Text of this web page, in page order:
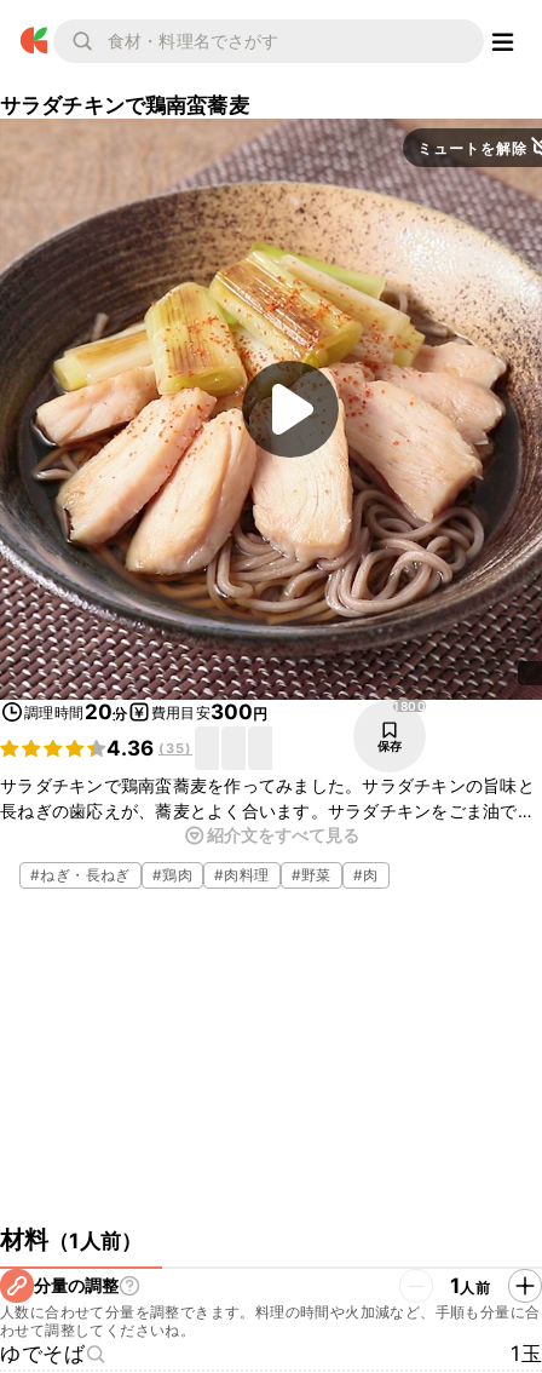
サラダチキンで鶏南蛮蕎麦
ミュートを解除
調理時間 20分 費用目安300円
4.36 ( 35)
1800
保存
サラダチキンで鶏南蛮蕎麦を作ってみました。サラダチキンの旨味と
長ねぎの歯応えが、蕎麦とよく合います。サラダチキンをごま油で焼
くことでコクが増して、よりおいしくいただけますよ。ぜひお試しく
ださいね。
紹介文をすべて見る
#ねぎ・長ねぎ #鶏肉 #肉料理 #野菜 #肉
材料（1人前）
分量の調整 1人前
人数に合わせて分量を調整できます。料理の時間や火加減など、手順も分量に合
わせて調整してくださいね。
ゆでそば
1玉